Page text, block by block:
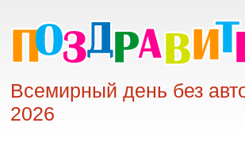
Всемирный день без
2026